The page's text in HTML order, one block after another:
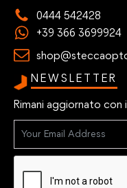
0444 542428
+39 366 3699924
NEWSLETTER
Rimani aggiornato con